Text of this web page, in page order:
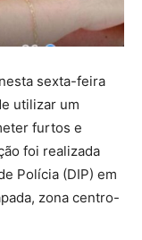
sexta-feira
utilizar um
furtos e
foi realizada
Polícia (DIP) em
zona centro-